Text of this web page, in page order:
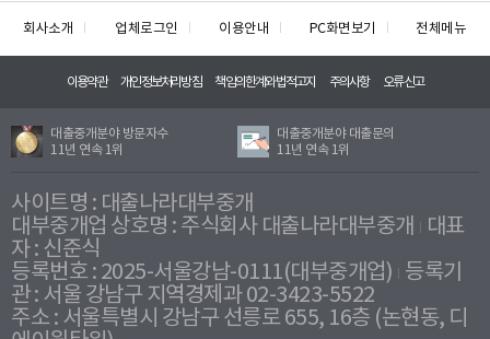
회사소개 업체로그인 이용안내 PC화면보기 전체메뉴
이용약관 개인정보처리방침 책임의한계와법적고지 주의사항 오류신고
대출중개분야 방문자수
11년 연속 1위
대출중개분야 대출문의
11년 연속 1위
사이트명 : 대출나라대부중개
대부중개업 상호명 : 주식회사 대출나라대부중개
대표
자 : 신준식
등록번호 : 2025-서울강남-0111(대부중개업) 등록기
관 : 서울 강남구 지역경제과 02-3423-5522
주소 : 서울특별시 강남구 선릉로 655, 16층 (논현동, 디